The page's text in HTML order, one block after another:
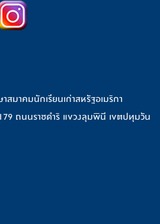
สมาคมนักเรียนเก่าสหรัฐอเมริกา
ถนนราชดำริ แขวงลุมพินี เขตปทุมวัน